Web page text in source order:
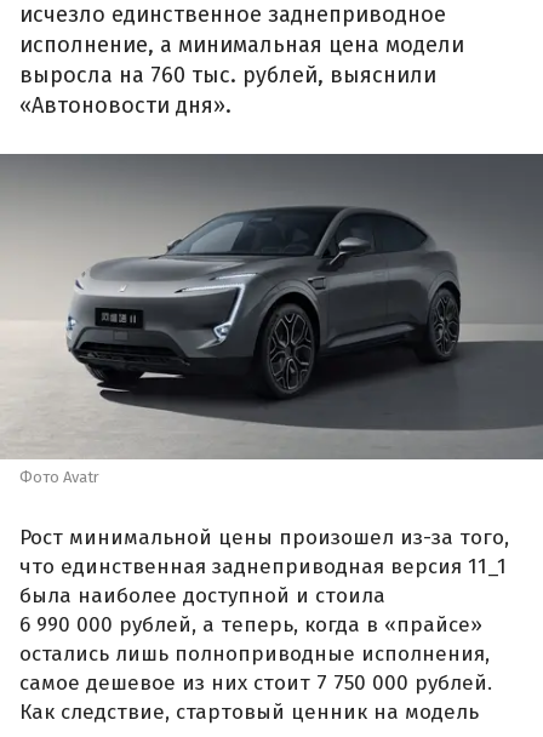
исчезло единственное заднеприводное
исполнение, а минимальная цена модели
выросла на 760 тыс. рублей, выяснили
«Автоновости дня».
Фото Avatr
Рост минимальной цены произошел из-за того,
что единственная заднеприводная версия 11_1
была наиболее доступной и стоила
6 990 000 рублей, а теперь, когда в «прайсе»
остались лишь полноприводные исполнения,
самое дешевое из них стоит 7 750 000 рублей.
Как следствие, стартовый ценник на модель